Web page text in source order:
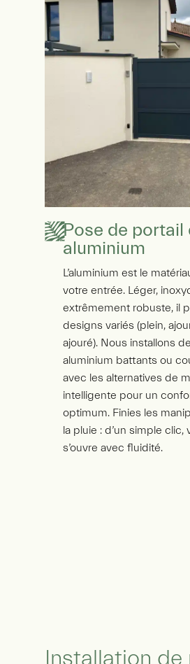
Pose de portail
aluminium
L’aluminium est le
votre entrée. Léger,
extrêmement robuste, il
designs variés (plein,
ajouré). Nous installons
aluminium battants ou
avec les alternatives de
intelligente pour un
optimum. Finies les
la pluie : d’un simple clic,
s’ouvre avec fluidité.
Installation de